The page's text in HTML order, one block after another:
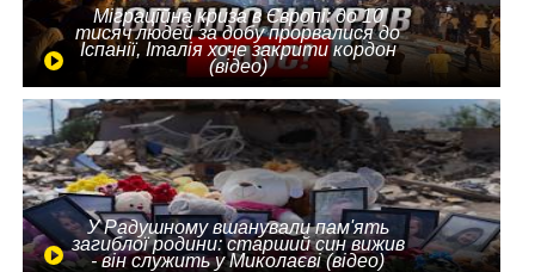
Міграційна криза в Європі: до 10
тисяч людей за добу прорвалися до
Іспанії, Італія хоче закрити кордон
(відео)
У Радушному вшанували пам'ять
загиблої родини: старший син вижив
- він служить у Миколаєві (відео)